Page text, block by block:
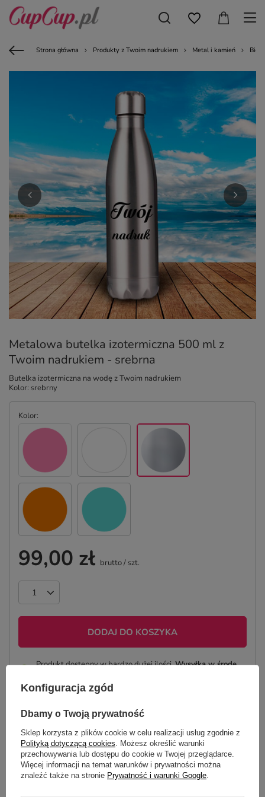
Strona główna Produkty z Twoim nadrukiem Metal i kamień
Metalowa butelka izotermiczna 500 ml z
Twoim nadrukiem - srebrna
Butelka izotermiczna na wodę z Twoim nadrukiem
Kolor: srebrny
Kolor
99,00 zł brutto/ szt.
DODAJ DO KOSZYKA
Produkt dostępny w bardzo dużej ilości Wysyłkaw środę
Tania i szybka dostawa
OPIS
Konfiguracja zgód
Dbamy o Twoją prywatność
Sklep korzysta z plików cookie w celu realizacji usług zgodnie z
Polityką dotyczącą cookies . Możesz określić warunki
przechowywania lub dostępu do cookie w Twojej przeglądarce.
Więcej informacji na temat warunków i prywatności można
znaleźć także na stronie Prywatność i warunki Google